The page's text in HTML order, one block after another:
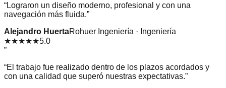
“Lograron un diseño moderno, profesional y con una
navegación más fluida.”
Alejandro HuertaRohuer Ingeniería · Ingeniería
★★★★★5.0
”
“El trabajo fue realizado dentro de los plazos acordados y
con una calidad que superó nuestras expectativas.”